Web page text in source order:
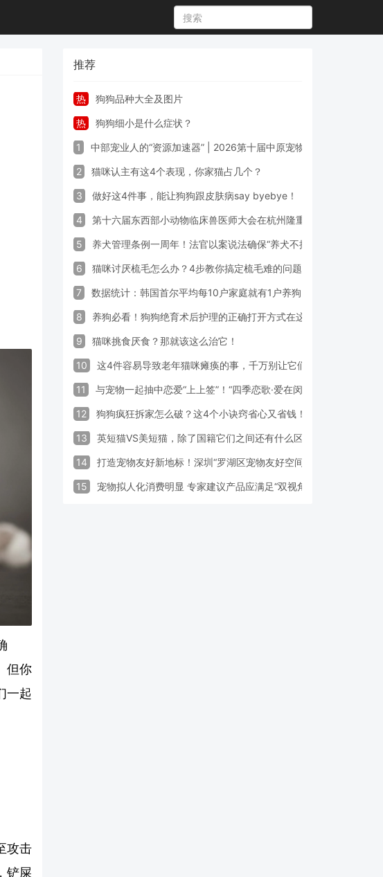
但你
一起
攻击
铲屎
推荐
热 狗狗品种大全及图片
热 狗狗细小是什么症状？
1 中部宠业人的“资源加速器” | 2026第十届中原宠物展专业观众预登
2 猫咪认主有这4个表现，你家猫占几个？
3 做好这4件事，能让狗狗跟皮肤病say byebye！
4 第十六届东西部小动物临床兽医师大会在杭州隆重开幕
5 养犬管理条例一周年！法官以案说法确保“养犬不掉链”
6 猫咪讨厌梳毛怎么办？4步教你搞定梳毛难的问题！
7 数据统计：韩国首尔平均每10户家庭就有1户养狗
8 养狗必看！狗狗绝育术后护理的正确打开方式在这里
9 猫咪挑食厌食？那就该这么治它！
10 这4件容易导致老年猫咪瘫痪的事，千万别让它们做！
11 与宠物一起抽中恋爱“上上签”！“四季恋歌·爱在闵行”携宠交友引领
12 狗狗疯狂拆家怎么破？这4个小诀窍省心又省钱！
13 英短猫VS美短猫，除了国籍它们之间还有什么区别？
14 打造宠物友好新地标！深圳“罗湖区宠物友好空间活动周”启动
15 宠物拟人化消费明显 专家建议产品应满足“双视角需求”